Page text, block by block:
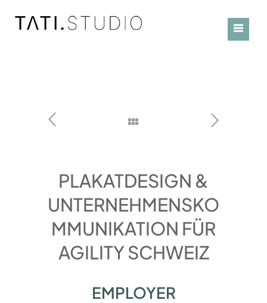
PLAKATDESIGN &
UNTERNEHMENSKO
MMUNIKATION FÜR
AGILITY SCHWEIZ
EMPLOYER